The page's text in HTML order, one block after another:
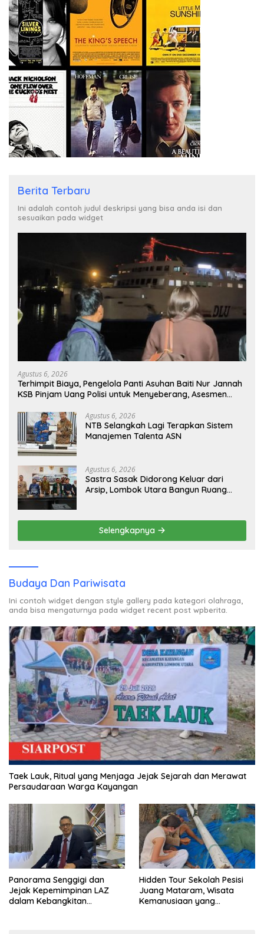
Berita Terbaru
Ini adalah contoh judul deskripsi yang bisa anda isi dan
sesuaikan pada widget
Agustus 6, 2026
Terhimpit Biaya, Pengelola Panti Asuhan Baiti Nur Jannah
KSB Pinjam Uang Polisi untuk Menyeberang, Asesmen
Agustus 6, 2026
NTB Selangkah Lagi Terapkan Sistem
Manajemen Talenta ASN
Agustus 6, 2026
Sastra Sasak Didorong Keluar dari
Arsip, Lombok Utara Bangun Ruang
Selengkapnya
Budaya Dan Pariwisata
Ini contoh widget dengan style gallery pada kategori olahraga,
anda bisa mengaturnya pada widget recent post wpberita.
Taek Lauk, Ritual yang Menjaga Jejak Sejarah dan Merawat
Persaudaraan Warga Kayangan
Panorama Senggigi dan
Jejak Kepemimpinan LAZ
dalam Kebangkitan
Hidden Tour Sekolah Pesisi
Juang Mataram, Wisata
Kemanusiaan yang